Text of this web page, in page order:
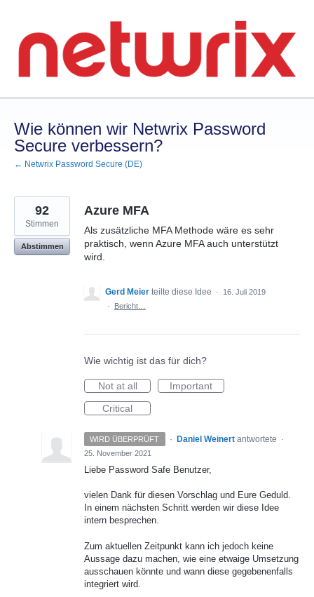
springen
Wie können wir Netwrix Password
Secure verbessern?
← Netwrix Password Secure (DE)
Azure MFA
Als zusätzliche MFA Methode wäre es sehr
praktisch, wenn Azure MFA auch unterstützt
wird.
92
Stimmen
Abstimmen
Gerd Meier teilte diese Idee ·
16. Juli 2019
·
Bericht…
Wie wichtig ist das für dich?
Not at all
Important
Critical
WIRD ÜBERPRÜFT · Daniel Weinert antwortete
·
25. November 2021
Liebe Password Safe Benutzer,
vielen Dank für diesen Vorschlag und Eure Geduld.
In einem nächsten Schritt werden wir diese Idee
intern besprechen.
Zum aktuellen Zeitpunkt kann ich jedoch keine
Aussage dazu machen, wie eine etwaige Umsetzung
ausschauen könnte und wann diese gegebenenfalls
integriert wird.